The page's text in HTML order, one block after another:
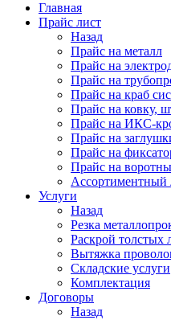
Главная
Прайс лист
Назад
Прайс на металл
Прайс на
Прайс на
Прайс на краб
Прайс на ковку,
Прайс на ИКС-
Прайс на
Прайс на
Прайс на
Ассортиментный
Услуги
Назад
Резка
Раскрой толстых
Вытяжка
Складские услуги
Комплектация
Договоры
Назад